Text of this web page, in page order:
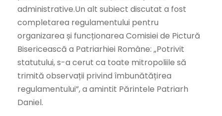
administrative.Un alt subiect discutat a fost
completarea regulamentului pentru
organizarea și funcționarea Comisiei de Pictură
Bisericească a Patriarhiei Române: „Potrivit
statutului, s-a cerut ca toate mitropoliile să
trimită observații privind îmbunătățirea
regulamentului”, a amintit Părintele Patriarh
Daniel.